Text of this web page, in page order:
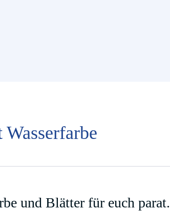
und Blätter für euch parat.